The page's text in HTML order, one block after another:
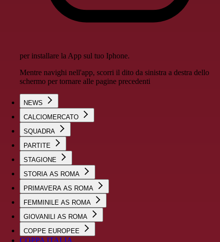
per installare la App sul tuo Iphone.
Mentre navighi nell'app, scorri il dito da sinistra a destra dello
schermo per tornare alle pagine precedenti
NEWS
CALCIOMERCATO
SQUADRA
PARTITE
STAGIONE
STORIA AS ROMA
PRIMAVERA AS ROMA
FEMMINILE AS ROMA
GIOVANILI AS ROMA
COPPE EUROPEE